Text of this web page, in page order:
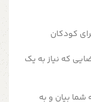
کودکان
که نیاز به یک
بیان و به